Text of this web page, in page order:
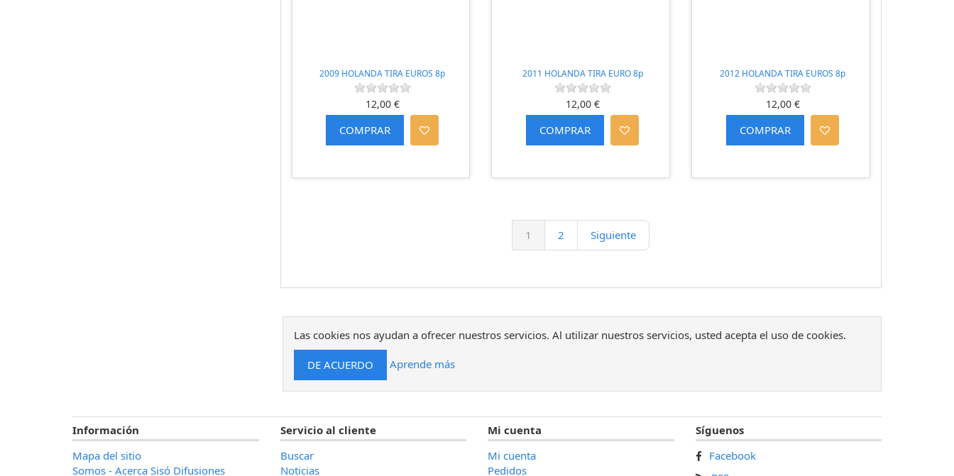
2009 HOLANDA TIRA EUROS 8p
12,00 €
2011 HOLANDA TIRA EURO 8p
12,00 €
2012 HOLANDA TIRA EUROS 8p
12,00 €
1 2 Siguiente
Las cookies nos ayudan a ofrecer nuestros servicios. Al utilizar nuestros servicios, usted acepta el uso de cookies.
Aprende más
Información
Mapa del sitio
Somos - Acerca Sisó Difusiones
Servicio al cliente
Buscar
Noticias
Mi cuenta
Mi cuenta
Pedidos
Síguenos
Facebook